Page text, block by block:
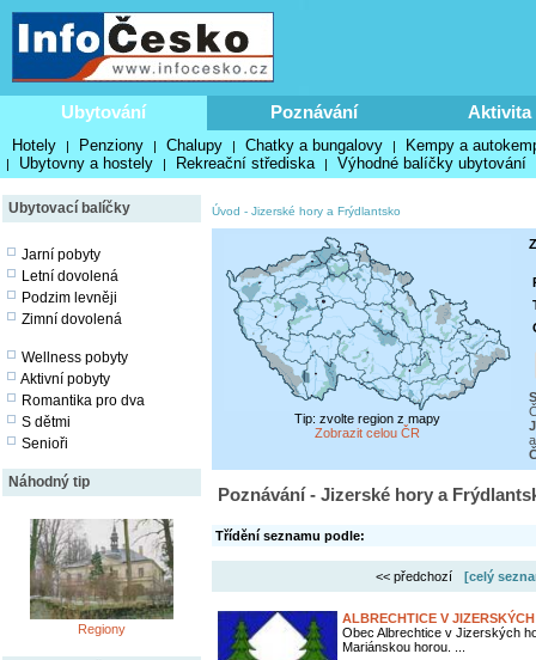
Ubytování Poznávání Aktivita
Hotely | Penziony | Chalupy | Chatky a bungalovy | Kempy a
| Ubytovny a hostely | Rekreační střediska | Výhodné balíčky ubytování
Ubytovací balíčky
Jarní pobyty
Letní dovolená
Podzim levněji
Zimní dovolená
Wellness pobyty
Aktivní pobyty
Romantika pro dva
S dětmi
Senioři
Náhodný tip
Regiony
Úvod - Jizerské hory a Frýdlantsko
Tip: zvolte region z mapy
Zobrazit celou ČR
Poznávání - Jizerské hory a
Třídění seznamu podle:
<< předchozí [celý
ALBRECHTICE V
Obec Albrechtice v Jizerských
Mariánskou horou. ...